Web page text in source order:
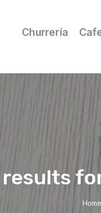
Churrería
Home